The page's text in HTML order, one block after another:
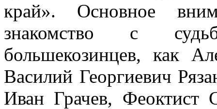
край». Основное
знакомство с
большекозинцев, как
Василий Георгиевич
Иван Грачев, Феоктист